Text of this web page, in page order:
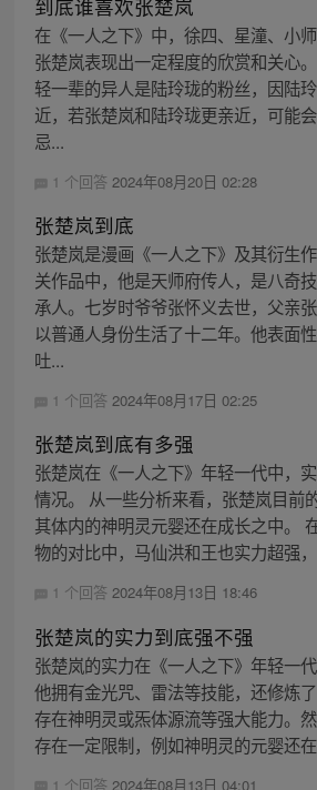
到底谁喜欢张楚岚
在《一人之下》中，徐四、星潼、小
张楚岚表现出一定程度的欣赏和关心
轻一辈的异人是陆玲珑的粉丝，因陆
近，若张楚岚和陆玲珑更亲近，可能
忌...
1 个回答 2024年08月20日 02:28
张楚岚到底
张楚岚是漫画《一人之下》及其衍生
关作品中，他是天师府传人，是八奇
承人。七岁时爷爷张怀义去世，父亲
以普通人身份生活了十二年。他表面
吐...
1 个回答 2024年08月17日 02:25
张楚岚到底有多强
张楚岚在《一人之下》年轻一代中，
情况。 从一些分析来看，张楚岚目前
其体内的神明灵元婴还在成长之中。
物的对比中，马仙洪和王也实力超强
1 个回答 2024年08月13日 18:46
张楚岚的实力到底强不强
张楚岚的实力在《一人之下》年轻一代
他拥有金光咒、雷法等技能，还修炼
存在神明灵或炁体源流等强大能力。
存在一定限制，例如神明灵的元婴还
1 个回答 2024年08月13日 04:01